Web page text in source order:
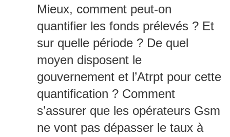
Mieux, comment peut-on
quantifier les fonds prélevés ? Et
sur quelle période ? De quel
moyen disposent le
gouvernement et l’Atrpt pour cette
quantification ? Comment
s’assurer que les opérateurs Gsm
ne vont pas dépasser le taux à